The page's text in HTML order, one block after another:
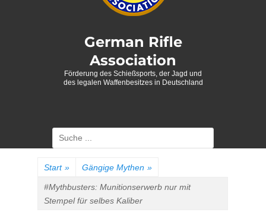
German Rifle
Association
Förderung des Schießsports, der Jagd und
des legalen Waffenbesitzes in Deutschland
Suche
nach:
Start » Gängige Mythen »
#Mythbusters: Munitionserwerb nur mit
Stempel für selbes Kaliber